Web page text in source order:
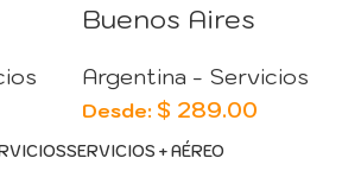
Buenos Aires
Argentina - Servicios
Desde: $ 289.00
SERVICIOS + AÉREO